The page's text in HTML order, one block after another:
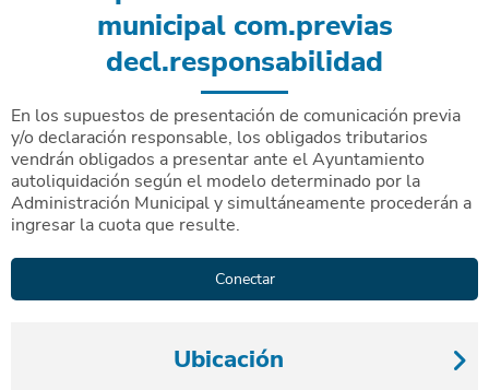
municipal com.previas
decl.responsabilidad
En los supuestos de presentación de comunicación previa
y/o declaración responsable, los obligados tributarios
vendrán obligados a presentar ante el Ayuntamiento
autoliquidación según el modelo determinado por la
Administración Municipal y simultáneamente procederán a
ingresar la cuota que resulte.
Ubicación